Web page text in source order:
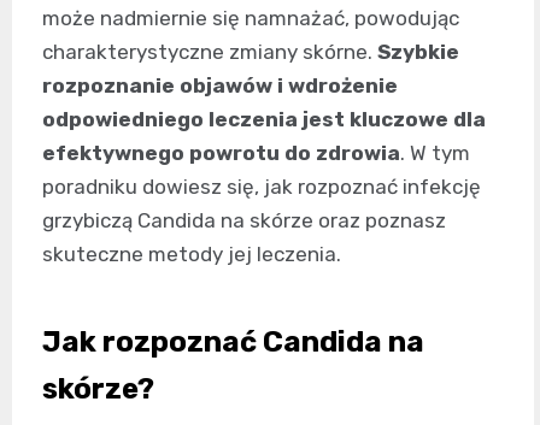
może nadmiernie się namnażać, powodując
charakterystyczne zmiany skórne. Szybkie
rozpoznanie objawów i wdrożenie
odpowiedniego leczenia jest kluczowe dla
efektywnego powrotu do zdrowia. W tym
poradniku dowiesz się, jak rozpoznać infekcję
grzybiczą Candida na skórze oraz poznasz
skuteczne metody jej leczenia.
Jak rozpoznać Candida na
skórze?